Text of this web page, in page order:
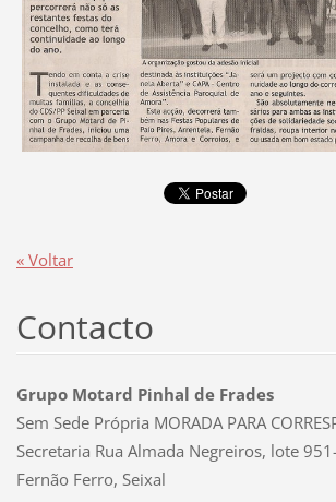
« Voltar
Contacto
Grupo Motard Pinhal de Frades
Sem Sede Própria MORADA PARA
Secretaria Rua Almada Negreiros, lote
Fernão Ferro, Seixal